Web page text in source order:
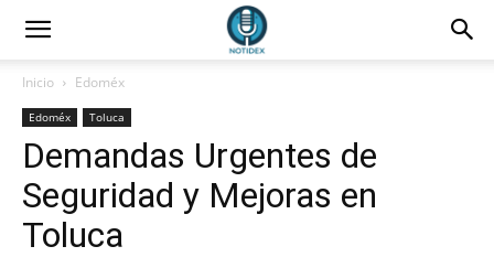
Inicio Edoméx
Edoméx Toluca
Demandas Urgentes de
Seguridad y Mejoras en
Toluca